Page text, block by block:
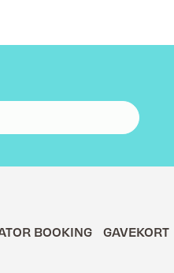
BOOKING GAVEKORT